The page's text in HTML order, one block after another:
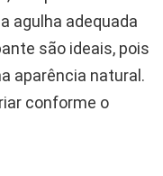
agulha adequada
são ideais, pois
aparência natural.
conforme o